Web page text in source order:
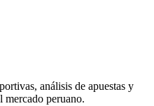
análisis de apuestas y
mercado peruano.